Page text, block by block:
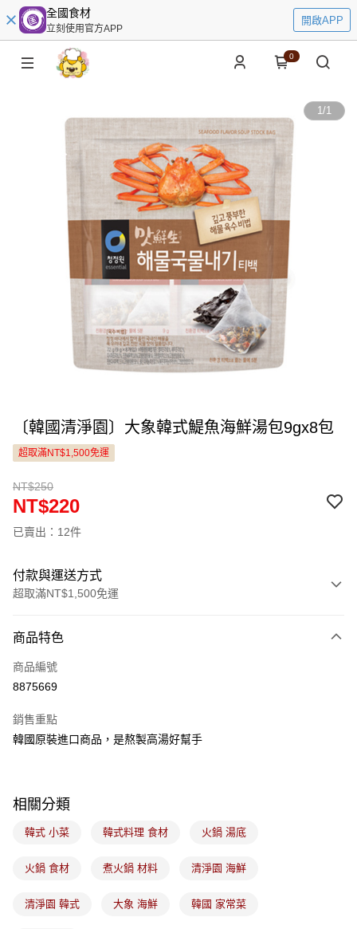
全國食材
立刻使用官方APP
開啟APP
0
1/1
〔韓國清淨園〕大象韓式鯷魚海鮮湯包9gx8包
超取滿NT$1,500免運
NT$250
NT$220
已賣出：12件
付款與運送方式
超取滿NT$1,500免運
信用卡一次付款
LINE Pay
悠遊付
全盈+PAY
運送方式
每筆NT$100，滿NT$1,500(含以上)免運費
商品特色
商品編號
8875669
銷售重點
韓國原裝進口商品，是熬製高湯好幫手
相關分類
韓式 小菜 韓式料理 食材 火鍋 湯底
火鍋 食材 煮火鍋 材料 清淨園 海鮮
清淨園 韓式 大象 海鮮 韓國 家常菜